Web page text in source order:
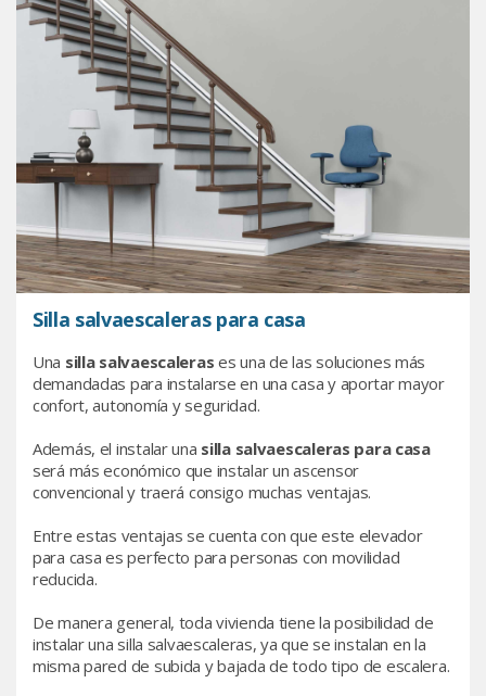
Silla salvaescaleras para casa
Una silla salvaescaleras es una de las soluciones más
demandadas para instalarse en una casa y aportar mayor
confort, autonomía y seguridad.
Además, el instalar una silla salvaescaleras para casa
será más económico que instalar un ascensor
convencional y traerá consigo muchas ventajas.
Entre estas ventajas se cuenta con que este elevador
para casa es perfecto para personas con movilidad
reducida.
De manera general, toda vivienda tiene la posibilidad de
instalar una silla salvaescaleras, ya que se instalan en la
misma pared de subida y bajada de todo tipo de escalera.